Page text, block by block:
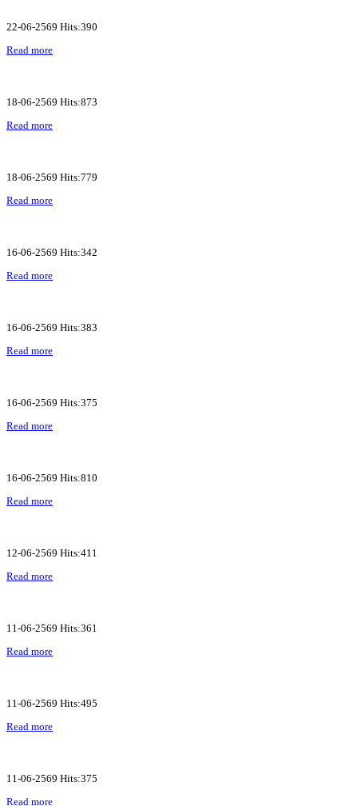
22-06-2569 Hits:390
Read more
18-06-2569 Hits:873
Read more
18-06-2569 Hits:779
Read more
16-06-2569 Hits:342
Read more
16-06-2569 Hits:383
Read more
16-06-2569 Hits:375
Read more
16-06-2569 Hits:810
Read more
12-06-2569 Hits:411
Read more
11-06-2569 Hits:361
Read more
11-06-2569 Hits:495
Read more
11-06-2569 Hits:375
Read more